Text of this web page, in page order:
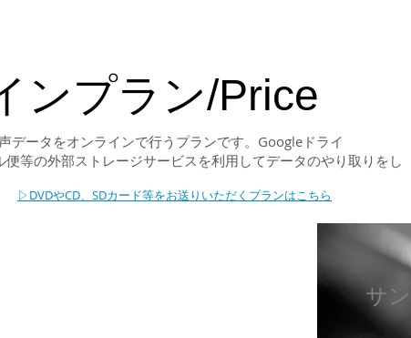
ンプラン/Price
データをオンラインで行うプランです。Googleドライ
等の外部ストレージサービスを利用してデータのやり取りをし
▷DVDやCD、SDカード等をお送りいただくプランはこちら
サ